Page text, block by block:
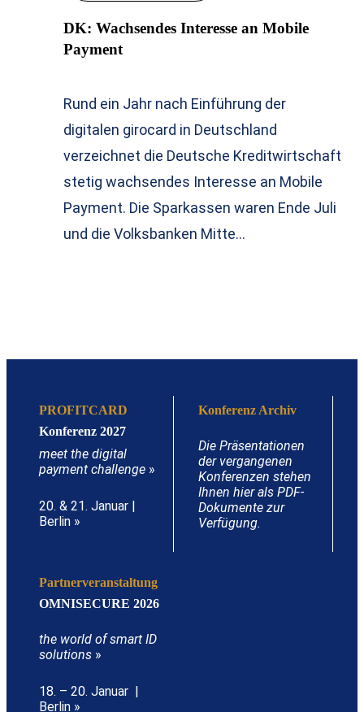
DK: Wachsendes Interesse an Mobile
Payment
Rund ein Jahr nach Einführung der
digitalen girocard in Deutschland
verzeichnet die Deutsche Kreditwirtschaft
stetig wachsendes Interesse an Mobile
Payment. Die Sparkassen waren Ende Juli
und die Volksbanken Mitte…
PROFITCARD
Konferenz 2027
meet the digital
payment challenge »
20. & 21. Januar |
Berlin »
Konferenz Archiv
Die Präsentationen
der vergangenen
Konferenzen stehen
Ihnen hier als PDF-
Dokumente zur
Verfügung.
Partnerveranstaltung
OMNISECURE 2026
the world of smart ID
solutions »
18. – 20. Januar |
Berlin »